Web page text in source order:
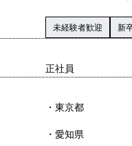
未経験者歓迎 新
正社員
東京都
愛知県